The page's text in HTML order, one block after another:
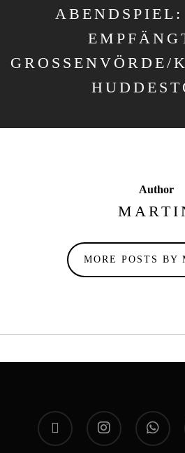
ABENDSPIEL:
GROSSENVÖRDE/
Author
MORE POSTS BY
facebook instagram whatsapp